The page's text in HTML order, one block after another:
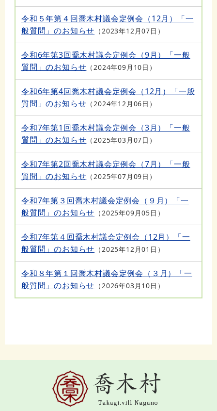
令和５年第４回喬木村議会定例会（12月）「一
般質問」のお知らせ
2023年12月07日
令和6年第3回喬木村議会定例会（9月）「一般
質問」のお知らせ
2024年09月10日
令和6年第4回喬木村議会定例会（12月）「一般
質問」のお知らせ
2024年12月06日
令和7年第1回喬木村議会定例会（3月）「一般
質問」のお知らせ
2025年03月07日
令和7年第2回喬木村議会定例会（7月）「一般
質問」のお知らせ
2025年07月09日
令和7年第３回喬木村議会定例会（９月）「一
般質問」のお知らせ
2025年09月05日
令和7年第４回喬木村議会定例会（12月）「一
般質問」のお知らせ
2025年12月01日
令和８年第１回喬木村議会定例会（３月）「一
般質問」のお知らせ
2026年03月10日